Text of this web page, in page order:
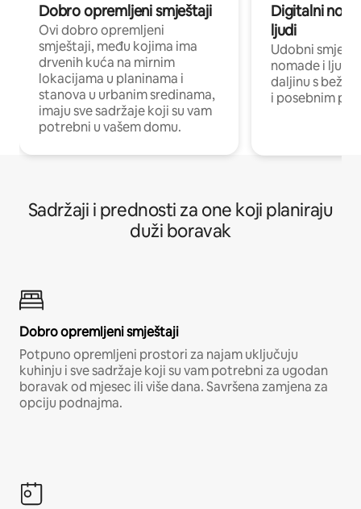
Dobro opremljeni smještaji
Ovi dobro opremljeni
smještaji, među kojima ima
drvenih kuća na mirnim
lokacijama u planinama i
stanova u urbanim sredinama,
imaju sve sadržaje koji su vam
potrebni u vašem domu.
Digitalni
ljudi
Udobni
nomade i ljude
daljinu s
i posebnim
Sadržaji i prednosti za one koji planiraju
duži boravak
Dobro opremljeni smještaji
Potpuno opremljeni prostori za najam uključuju
kuhinju i sve sadržaje koji su vam potrebni za ugodan
boravak od mjesec ili više dana. Savršena zamjena za
opciju podnajma.